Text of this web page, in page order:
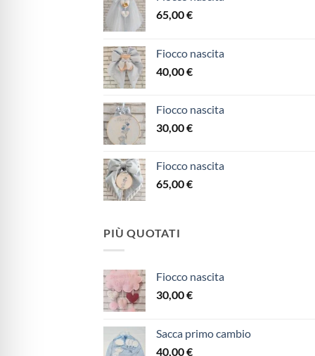
65,00€
Fiocco nascita
40,00€
Fiocco nascita
30,00€
Fiocco nascita
65,00€
PIÙ QUOTATI
Fiocco nascita
30,00€
Sacca primo cambio
40,00€